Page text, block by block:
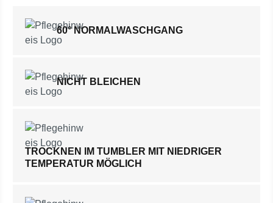
60° NORMALWASCHGANG
NICHT BLEICHEN
TROCKNEN IM TUMBLER MIT NIEDRIGER
TEMPERATUR MÖGLICH